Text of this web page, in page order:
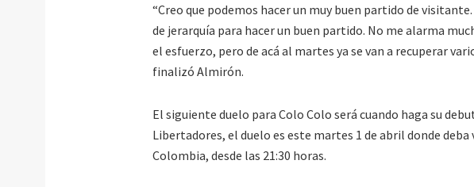
“Creo que podemos hacer un muy buen partido de
de jerarquía para hacer un buen partido. No me alarma
el esfuerzo, pero de acá al martes ya se van a recuperar
finalizó Almirón.
El siguiente duelo para Colo Colo será cuando haga su
Libertadores, el duelo es este martes 1 de abril donde deba
Colombia, desde las 21:30 horas.